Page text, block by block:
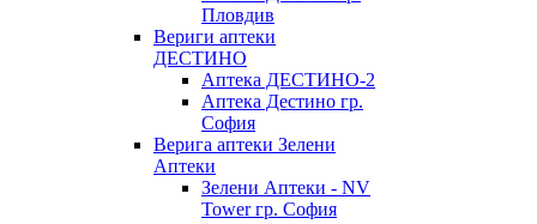
Пловдив
Вериги аптеки
ДЕСТИНО
Аптека ДЕСТИНО-2
Аптека Дестино гр.
София
Верига аптеки Зелени
Аптеки
Зелени Аптеки - NV
Tower гр. София